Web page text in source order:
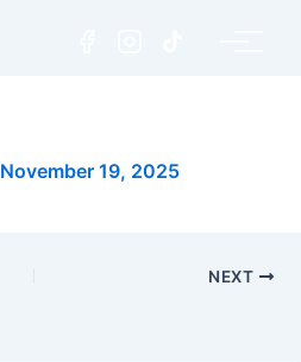
November 19, 2025
NEXT